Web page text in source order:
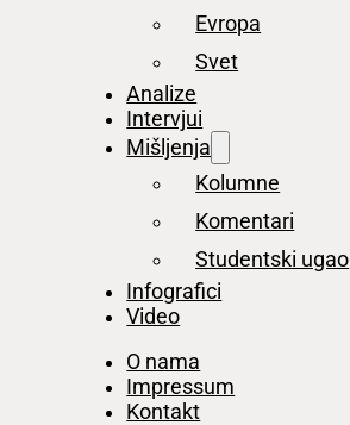
Evropa
Svet
Analize
Intervjui
Mišljenja
Kolumne
Komentari
Studentski ugao
Infografici
Video
O nama
Impressum
Kontakt